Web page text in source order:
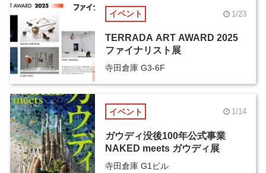
イベント 1/23
TERRADA ART AWARD 2025
ファイナリスト展
寺田倉庫 G3-6F
イベント 1/14
ガウディ没後100年公式事業
NAKED meets ガウディ展
寺田倉庫 G1ビル